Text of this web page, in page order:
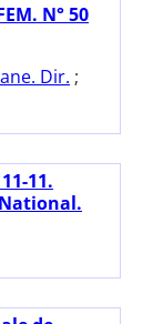
N° 50
Dir. ;
11.